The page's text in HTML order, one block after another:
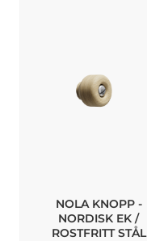
NOLA KNOPP -
NORDISK EK /
ROSTFRITT STÅL